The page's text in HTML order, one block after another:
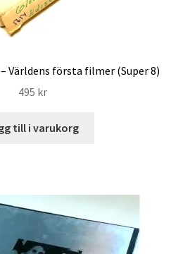
Världens första filmer (Super 8)
495 kr
till i varukorg